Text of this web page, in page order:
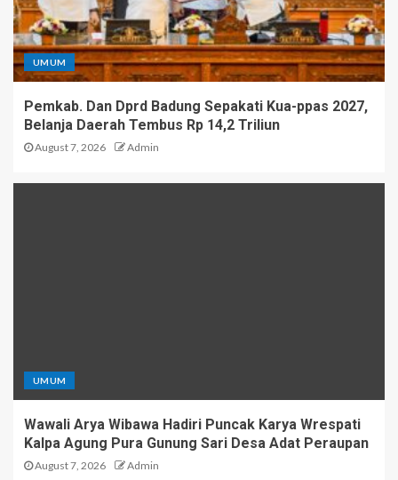
UMUM
Pemkab. Dan Dprd Badung Sepakati Kua-ppas 2027,
Belanja Daerah Tembus Rp 14,2 Triliun
August 7, 2026 Admin
UMUM
Wawali Arya Wibawa Hadiri Puncak Karya Wrespati
Kalpa Agung Pura Gunung Sari Desa Adat Peraupan
August 7, 2026 Admin